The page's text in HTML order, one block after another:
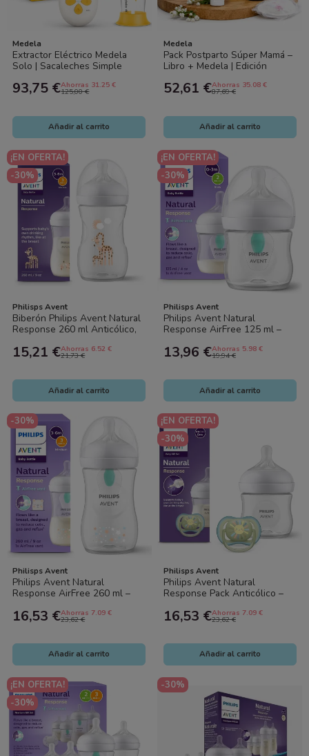
Medela
Extractor Eléctrico Medela
Solo | Sacaleches Simple
93,75 €Ahorras 31.25 €
125,00 €
Añadir al carrito
Medela
Pack Postparto Súper Mamá –
Libro + Medela | Edición
52,61 €Ahorras 35.08 €
87,69 €
Añadir al carrito
¡EN OFERTA!
-30%
Philisps Avent
Biberón Philips Avent Natural
Response 260 ml Anticólico,
15,21 €Ahorras 6.52 €
21,73 €
Añadir al carrito
¡EN OFERTA!
-30%
Philisps Avent
Philips Avent Natural
Response AirFree 125 ml –
Natural (0-3...
13,96 €Ahorras 5.98 €
19,94 €
Añadir al carrito
-30%
Philisps Avent
Philips Avent Natural
Response AirFree 260 ml –
Natural, Sin...
16,53 €Ahorras 7.09 €
23,62 €
Añadir al carrito
¡EN OFERTA!
-30%
Philisps Avent
Philips Avent Natural
Response Pack Anticólico –
Sin BPA...
16,53 €Ahorras 7.09 €
23,62 €
Añadir al carrito
¡EN OFERTA!
-30%
-30%